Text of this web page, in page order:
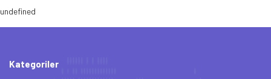
undefined
Kategoriler